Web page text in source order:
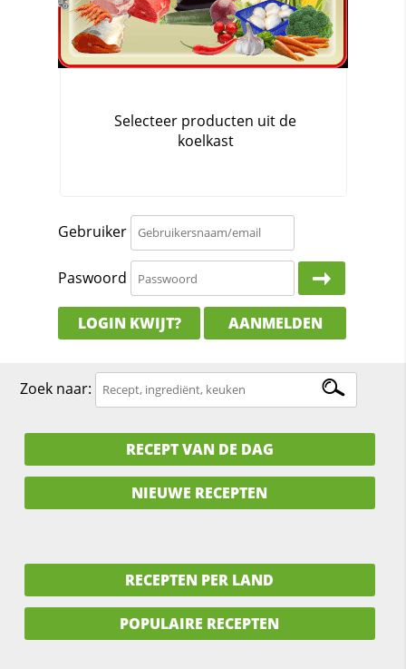
Gebruiker
Paswoord
LOGIN KWIJT? AANMELDEN
Zoek naar:
RECEPT VAN DE DAG
NIEUWE RECEPTEN
RECEPTEN PER LAND
POPULAIRE RECEPTEN